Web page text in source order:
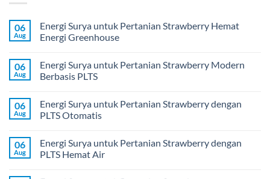
06
Aug
Energi Surya untuk Pertanian Strawberry Hemat
Energi Greenhouse
06
Aug
Energi Surya untuk Pertanian Strawberry Modern
Berbasis PLTS
06
Aug
Energi Surya untuk Pertanian Strawberry dengan
PLTS Otomatis
06
Aug
Energi Surya untuk Pertanian Strawberry dengan
PLTS Hemat Air